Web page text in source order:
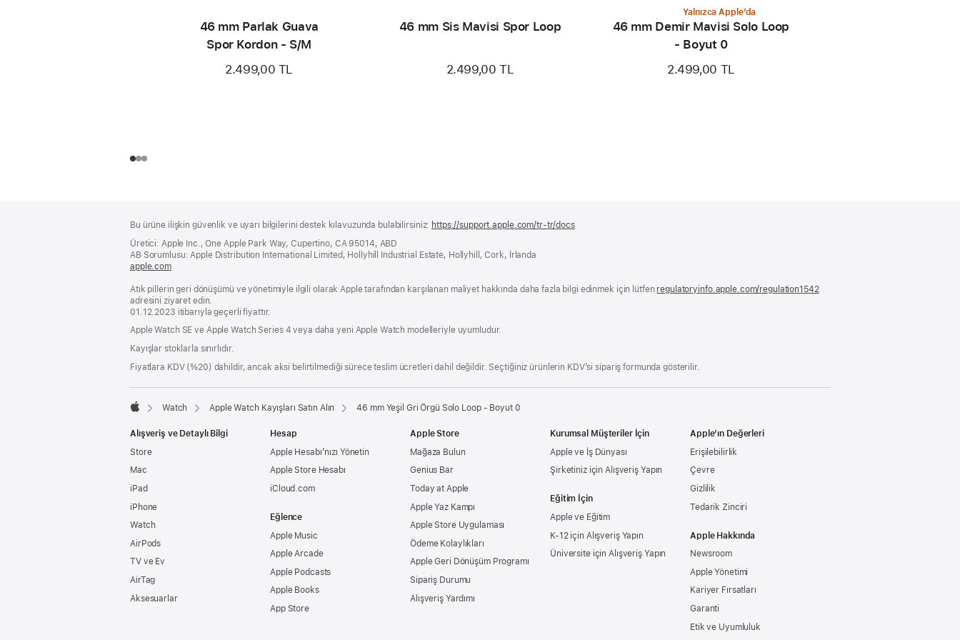
46 mm Parlak Guava
Spor Kordon - S/M
2.499,00 TL
46 mm Sis Mavisi Spor Loop
2.499,00 TL
Yalnızca Apple’da
46 mm Demir Mavisi Solo Loop
- Boyut 0
2.499,00 TL
Bilgi
Bu ürüne ilişkin güvenlik ve uyarı bilgilerini destek kılavuzunda bulabilirsiniz: https://support.apple.com/tr-tr/docs(yeni
Üretici: Apple Inc., One Apple Park Way, Cupertino, CA 95014, ABD
AB Sorumlusu: Apple Distribution International Limited, Hollyhill Industrial Estate, Hollyhill, Cork, İrlanda
apple.com(yeni
pencerede
açılır)
Atık pillerin geri dönüşümü ve yönetimiyle ilgili olarak Apple tarafından karşılanan maliyet hakkında daha fazla bilgi edinmek için lütfen regulatoryinfo.apple.com/regulation1542(yeni
adresini ziyaret edin.
01.12.2023 itibarıyla geçerli fiyattır.
Apple Watch SE ve Apple Watch Series 4 veya daha yeni Apple Watch modelleriyle uyumludur.
Kayışlar stoklarla sınırlıdır.
Fiyatlara KDV (%20) dahildir, ancak aksi belirtilmediği sürece teslim ücretleri dahil değildir. Seçtiğiniz ürünlerin KDV’si sipariş formunda gösterilir.
Watch Apple Watch Kayışları Satın Alın 46 mm Yeşil Gri Örgü Solo Loop - Boyut 0
Alışveriş ve Detaylı Bilgi
Store
Mac
iPad
iPhone
Watch
AirPods
TV ve Ev
AirTag
Aksesuarlar
Hesap
Apple Hesabı’nızı Yönetin
Apple Store Hesabı
iCloud.com
Eğlence
Apple Music
Apple Arcade
Apple Podcasts
Apple Books
App Store
Apple Store
Mağaza Bulun
Genius Bar
Today at Apple
Apple Yaz Kampı
Apple Store Uygulaması
Ödeme Kolaylıkları
Apple Geri Dönüşüm Programı
Sipariş Durumu
Alışveriş Yardımı
Kurumsal Müşteriler İçin
Apple ve İş Dünyası
Şirketiniz için Alışveriş Yapın
Eğitim İçin
Apple ve Eğitim
K-12 için Alışveriş Yapın
Üniversite için Alışveriş Yapın
Apple’ın Değerleri
Erişilebilirlik
Çevre
Gizlilik
Tedarik Zinciri
Apple Hakkında
Newsroom
Apple Yönetimi
Kariyer Fırsatları
Garanti
Etik ve Uyumluluk